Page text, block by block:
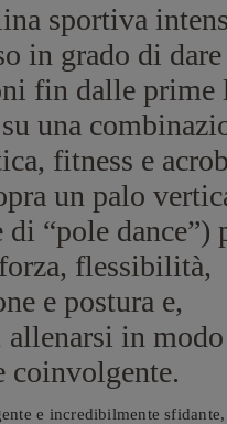
sportiva
in grado di
fin dalle prime
una
fitness e
un palo
“pole dance”)
flessibilità,
e postura e,
allenarsi in modo
coinvolgente.
e incredibilmente sfidante,